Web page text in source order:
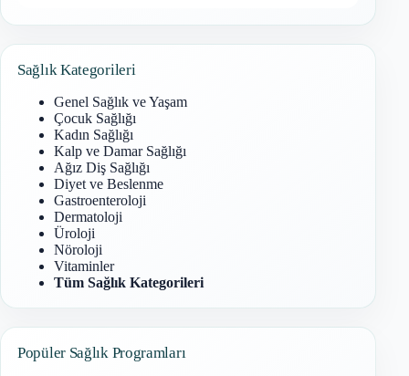
Sağlık Kategorileri
Genel Sağlık ve Yaşam
Çocuk Sağlığı
Kadın Sağlığı
Kalp ve Damar Sağlığı
Ağız Diş Sağlığı
Diyet ve Beslenme
Gastroenteroloji
Dermatoloji
Üroloji
Nöroloji
Vitaminler
Tüm Sağlık Kategorileri
Popüler Sağlık Programları